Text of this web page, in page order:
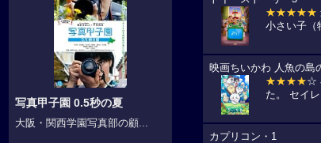
写真甲子園 0.5秒の夏
大阪・関西学園写真部の顧...
★★★★★
小さい子（
映画ちいかわ 人魚の島
★★★★☆
た。 セイ
カプリコン・1